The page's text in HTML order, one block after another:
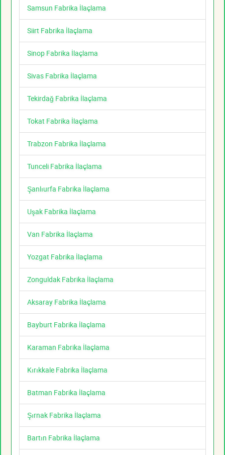
Samsun Fabrika İlaçlama
Siirt Fabrika İlaçlama
Sinop Fabrika İlaçlama
Sivas Fabrika İlaçlama
Tekirdağ Fabrika İlaçlama
Tokat Fabrika İlaçlama
Trabzon Fabrika İlaçlama
Tunceli Fabrika İlaçlama
Şanlıurfa Fabrika İlaçlama
Uşak Fabrika İlaçlama
Van Fabrika İlaçlama
Yozgat Fabrika İlaçlama
Zonguldak Fabrika İlaçlama
Aksaray Fabrika İlaçlama
Bayburt Fabrika İlaçlama
Karaman Fabrika İlaçlama
Kırıkkale Fabrika İlaçlama
Batman Fabrika İlaçlama
Şırnak Fabrika İlaçlama
Bartın Fabrika İlaçlama